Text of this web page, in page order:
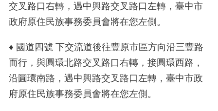
交叉路口右轉，遇中興路交叉路口左轉，臺中市
政府原住民族事務委員會將在您左側。
♦ 國道四號 下交流道後往豐原市區方向沿三豐路
而行，與圓環北路交叉路口右轉，接圓環西路，
沿圓環南路，遇中興路交叉路口左轉，臺中市政
府原住民族事務委員會將在您左側。